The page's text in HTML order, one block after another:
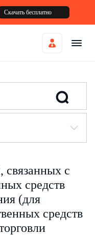
Скачать бесплатно
связанных с
средств
(для
средств